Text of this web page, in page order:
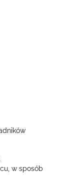
w sposób